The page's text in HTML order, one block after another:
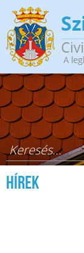
Ugrás a tartalomra
Keresés űrlap
Hírek